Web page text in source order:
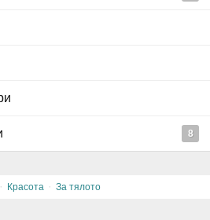
8
· Красота · За тялото